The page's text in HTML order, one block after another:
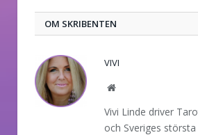
OM SKRIBENTEN
VIVI
Website
Vivi Linde driver
och Sveriges största